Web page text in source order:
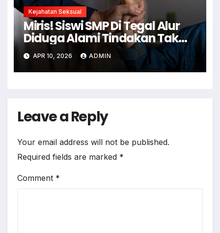
Kejahatan Seksual
Miris! Siswi SMP Di Tegal Alur
Diduga Alami Tindakan Tak
Senonoh Di Sekolah
APR 10, 2026 ADMIN
Leave a Reply
Your email address will not be published.
Required fields are marked *
Comment *